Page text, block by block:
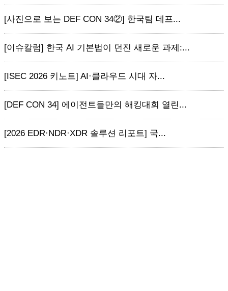
[사진으로 보는 DEF CON 34②] 한국팀 데프...
[이슈칼럼] 한국 AI 기본법이 던진 새로운 과제:...
[ISEC 2026 키노트] AI·클라우드 시대 자...
[DEF CON 34] 에이전트들만의 해킹대회 열린...
[2026 EDR·NDR·XDR 솔루션 리포트] 국...